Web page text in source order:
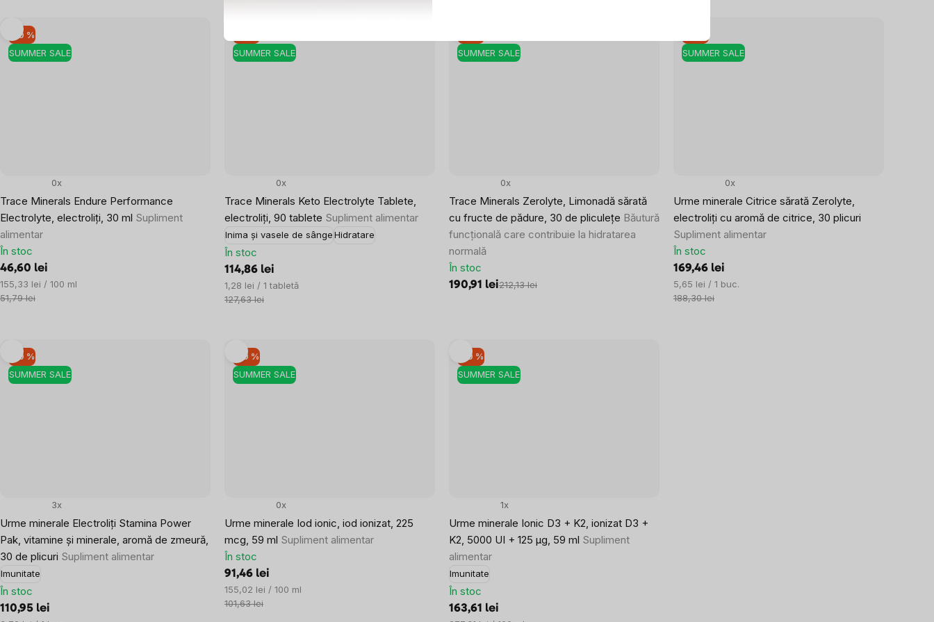
SUMMER SALE
–10 %
Trace Minerals Endure Performance
Electrolyte, electroliți, 30 ml Supliment
alimentar
0x
În stoc
46,60 lei
Evaluare
preţ:
155,33 lei / 100 ml
51,79 lei
SUMMER SALE
Trace Minerals Keto Electrolyte Tablete,
electroliți, 90 tablete Supliment alimentar
Inima și vasele de sângeHidratare
0x
În stoc
114,86 lei
Evaluare
preţ:
1,28 lei / 1 tabletă
127,63 lei
SUMMER SALE
Trace Minerals Zerolyte, Limonadă sărată
cu fructe de pădure, 30 de pliculețe Băutură
funcțională care contribuie la hidratarea
normală
0x
În stoc
190,91 lei212,13 lei
SUMMER SALE
Urme minerale Citrice sărată Zerolyte,
electroliți cu aromă de citrice, 30 plicuri
Supliment alimentar
0x
În stoc
169,46 lei
Evaluare
preţ:
5,65 lei / 1 buc.
188,30 lei
SUMMER SALE
–10 %
Urme minerale Electroliți Stamina Power
Pak, vitamine și minerale, aromă de zmeură,
30 de plicuri Supliment alimentar
Imunitate
3x
În stoc
110,95 lei
SUMMER SALE
–10 %
Urme minerale Iod ionic, iod ionizat, 225
mcg, 59 ml Supliment alimentar
0x
În stoc
91,46 lei
Evaluare
preţ:
155,02 lei / 100 ml
101,63 lei
SUMMER SALE
–10 %
Urme minerale Ionic D3 + K2, ionizat D3 +
K2, 5000 UI + 125 µg, 59 ml Supliment
alimentar
Imunitate
1x
În stoc
163,61 lei